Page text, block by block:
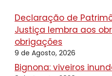
Declaração de
Justiça lembra aos
obrigações
9 de Agosto, 2026
Bignona: viveiros